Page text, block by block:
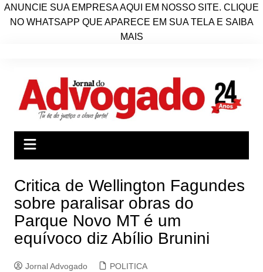
ANUNCIE SUA EMPRESA AQUI EM NOSSO SITE. CLIQUE
NO WHATSAPP QUE APARECE EM SUA TELA E SAIBA
MAIS
conteúdo
Critica de Wellington Fagundes
sobre paralisar obras do
Parque Novo MT é um
equívoco diz Abílio Brunini
Jornal Advogado POLITICA